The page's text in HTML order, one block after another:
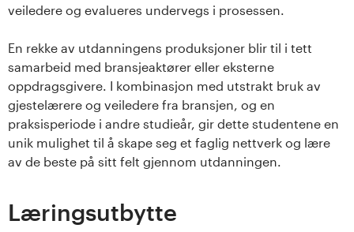
veiledere og evalueres undervegs i prosessen.
En rekke av utdanningens produksjoner blir til i tett
samarbeid med bransjeaktører eller eksterne
oppdragsgivere. I kombinasjon med utstrakt bruk av
gjestelærere og veiledere fra bransjen, og en
praksisperiode i andre studieår, gir dette studentene en
unik mulighet til å skape seg et faglig nettverk og lære
av de beste på sitt felt gjennom utdanningen.
Læringsutbytte